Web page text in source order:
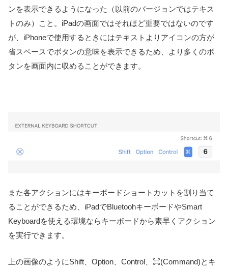
ンを表示できるようになった（以前のバージョンではテキス
トのみ）こと。iPadの画面ではそれほど重要ではないのです
が、iPhoneで使用するときにはテキストよりアイコンの方が
省スペースでボタンの意味を表示できるため、より多くのボ
タンを画面内に収めることができます。
また各アクションにはキーボードショートカットを割り当て
ることができるため、iPadでBluetoohキーボードやSmart
Keyboardを使える環境ならキーボードから素早くアクション
を実行できます。
上の画像のようにShift、Option、Control、⌘(Command)とキ